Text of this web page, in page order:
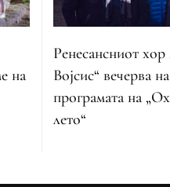
на
Ренесансниот хор
Војсис“ вечерва на
програмата на
лето“